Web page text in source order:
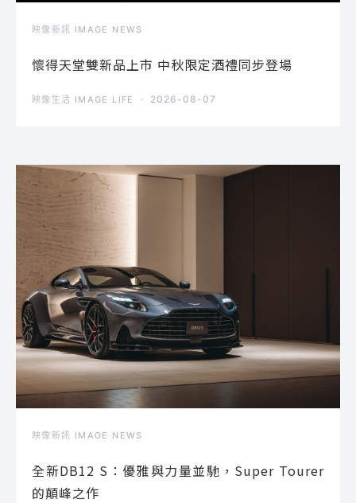
映像新訊 IMAGE NEWS
懷得天堂雙新品上市 中秋限定酒禮同步登場
映像生活 IMAGE LIFE 2026-08-07
映像新訊 IMAGE NEWS
全新DB12 S：優雅與力量並馳，Super Tourer
的顛峰之作